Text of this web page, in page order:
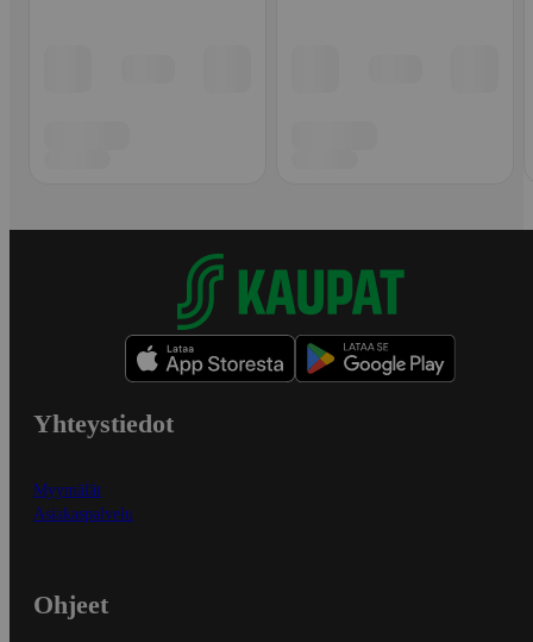
Yhteystiedot
Myymälät
Asiakaspalvelu
Ohjeet